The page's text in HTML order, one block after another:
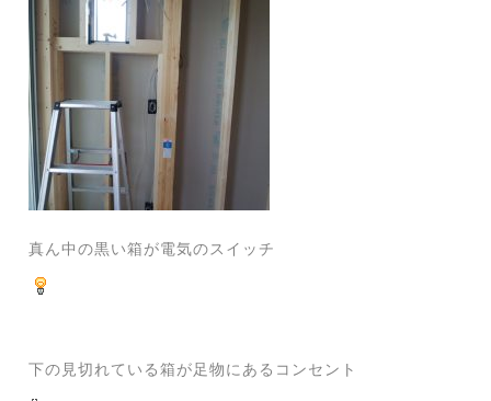
真ん中の黒い箱が電気のスイッチ
下の見切れている箱が足物にあるコンセント